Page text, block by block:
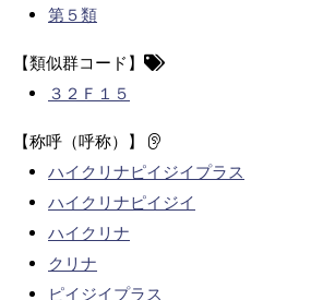
第５類
【類似群コード】
３２Ｆ１５
【称呼（呼称）】
ハイクリナピイジイプラス
ハイクリナピイジイ
ハイクリナ
クリナ
ピイジイプラス